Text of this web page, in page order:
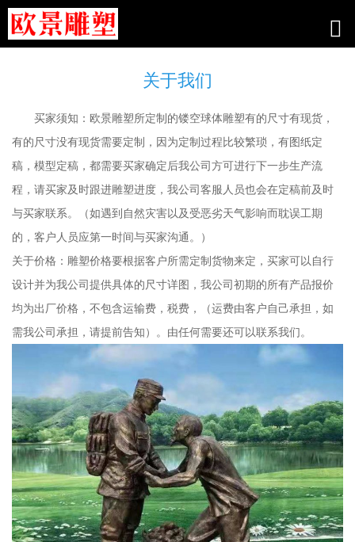
关于我们
买家须知：欧景雕塑所定制的镂空球体雕塑有的尺寸有现货，
有的尺寸没有现货需要定制，因为定制过程比较繁琐，有图纸定
稿，模型定稿，都需要买家确定后我公司方可进行下一步生产流
程，请买家及时跟进雕塑进度，我公司客服人员也会在定稿前及时
与买家联系。（如遇到自然灾害以及受恶劣天气影响而耽误工期
的，客户人员应第一时间与买家沟通。）
关于价格：雕塑价格要根据客户所需定制货物来定，买家可以自行
设计并为我公司提供具体的尺寸详图，我公司初期的所有产品报价
均为出厂价格，不包含运输费，税费，（运费由客户自己承担，如
需我公司承担，请提前告知）。由任何需要还可以联系我们。